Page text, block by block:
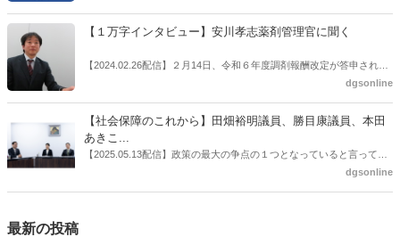
た。医薬品の安定供給確保だ。10月22日に開かれた「日本フォーミュ
飯田市）は、会員薬局から安定供給確保への強い要望があったことを
受け、安定供給確保が見込めるPPI３成分について銘柄を含めて選定
【１万字インタビュー】安川孝志薬剤管理官に聞く
【2024.02.26配信】２月14日、令和６年度調剤報酬改定が答申され
た。本紙では、厚生労働省保険局医療課・薬剤管理官の安川孝志氏
dgsonline
【社会保障のこれから】田畑裕明議員、勝目康議員、本田
あきこ...
【2025.05.13配信】政策の最大の争点の１つとなっていると言っても
よいのが社会保障のこれからのあり方だ。特に与党では、政府関係者
dgsonline
最新の投稿